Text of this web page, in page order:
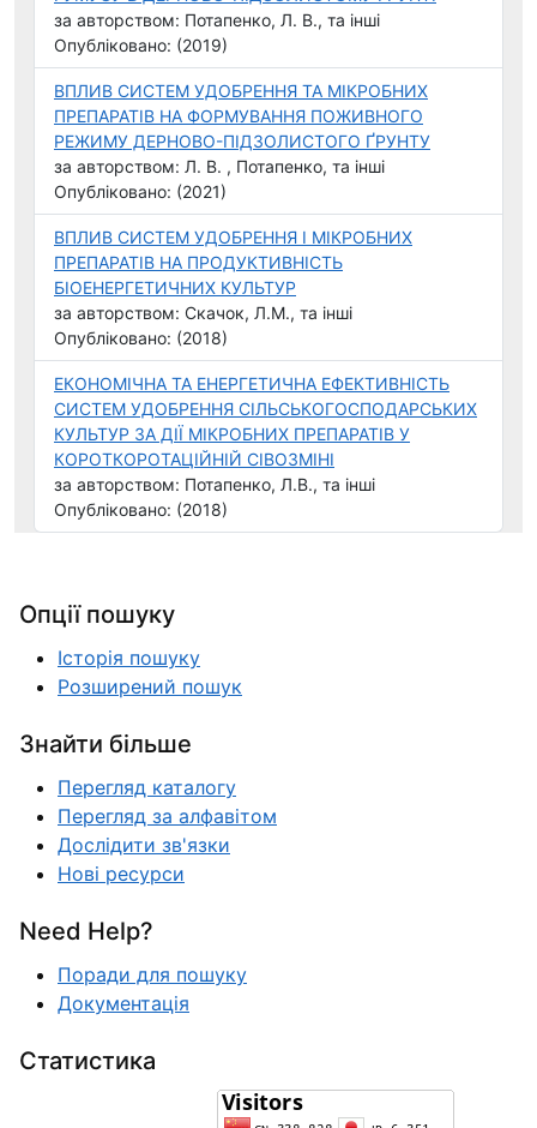
за авторством: Потапенко, Л. В., та інші
Опубліковано: (2019)
ВПЛИВ СИСТЕМ УДОБРЕННЯ ТА МІКРОБНИХ
ПРЕПАРАТІВ НА ФОРМУВАННЯ ПОЖИВНОГО
РЕЖИМУ ДЕРНОВО-ПІДЗОЛИСТОГО ҐРУНТУ
за авторством: Л. В. , Потапенко, та інші
Опубліковано: (2021)
ВПЛИВ СИСТЕМ УДОБРЕННЯ І МІКРОБНИХ
ПРЕПАРАТІВ НА ПРОДУКТИВНІСТЬ
БІОЕНЕРГЕТИЧНИХ КУЛЬТУР
за авторством: Скачок, Л.М., та інші
Опубліковано: (2018)
ЕКОНОМІЧНА ТА ЕНЕРГЕТИЧНА ЕФЕКТИВНІСТЬ
СИСТЕМ УДОБРЕННЯ СІЛЬСЬКОГОСПОДАРСЬКИХ
КУЛЬТУР ЗА ДІЇ МІКРОБНИХ ПРЕПАРАТІВ У
КОРОТКОРОТАЦІЙНІЙ СІВОЗМІНІ
за авторством: Потапенко, Л.В., та інші
Опубліковано: (2018)
Опції пошуку
Історія пошуку
Розширений пошук
Знайти більше
Перегляд каталогу
Перегляд за алфавітом
Дослідити зв'язки
Нові ресурси
Need Help?
Поради для пошуку
Документація
Статистика